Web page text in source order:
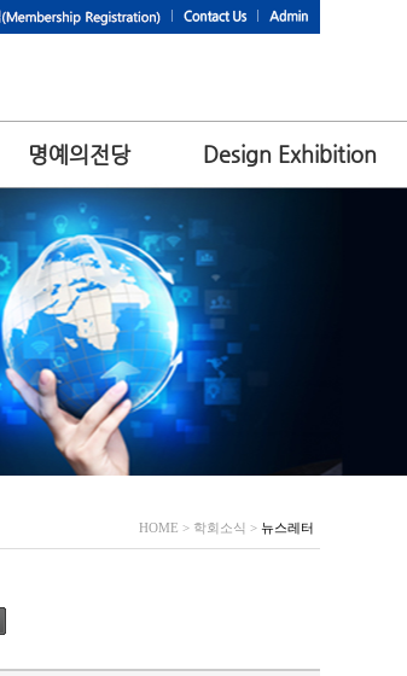
명예의전당 Design Exhibition
HOME > 학회소식 > 뉴스레터